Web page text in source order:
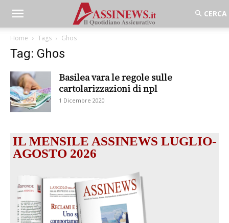
Home Tags Ghos
Tag: Ghos
Basilea vara le regole sulle
cartolarizzazioni di npl
1 Dicembre 2020
IL MENSILE ASSINEWS LUGLIO-
AGOSTO 2026